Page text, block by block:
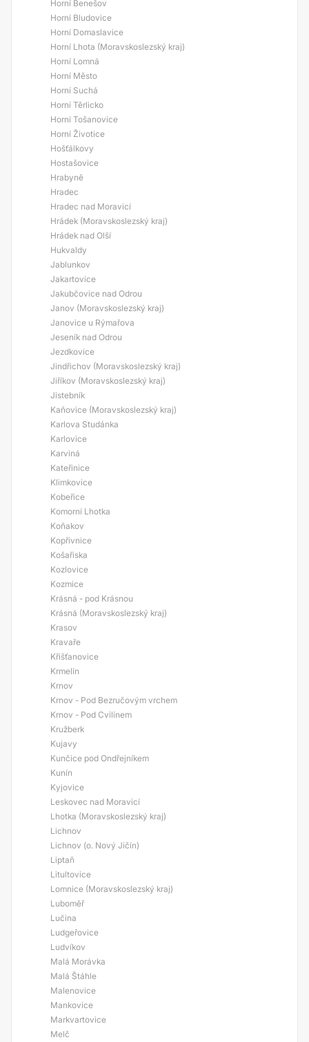
Horní Benešov
Horní Bludovice
Horní Domaslavice
Horní Lhota (Moravskoslezský kraj)
Horní Lomná
Horní Město
Horní Suchá
Horní Těrlicko
Horní Tošanovice
Horní Životice
Hošťálkovy
Hostašovice
Hrabyně
Hradec
Hradec nad Moravicí
Hrádek (Moravskoslezský kraj)
Hrádek nad Olší
Hukvaldy
Jablunkov
Jakartovice
Jakubčovice nad Odrou
Janov (Moravskoslezský kraj)
Janovice u Rýmařova
Jeseník nad Odrou
Jezdkovice
Jindřichov (Moravskoslezský kraj)
Jiříkov (Moravskoslezský kraj)
Jistebník
Kaňovice (Moravskoslezský kraj)
Karlova Studánka
Karlovice
Karviná
Kateřinice
Klimkovice
Kobeřice
Komorní Lhotka
Koňakov
Kopřivnice
Košařiska
Kozlovice
Kozmice
Krásná - pod Krásnou
Krásná (Moravskoslezský kraj)
Krasov
Kravaře
Křišťanovice
Krmelín
Krnov
Krnov - Pod Bezručovým vrchem
Krnov - Pod Cvilínem
Kružberk
Kujavy
Kunčice pod Ondřejníkem
Kunín
Kyjovice
Leskovec nad Moravicí
Lhotka (Moravskoslezský kraj)
Lichnov
Lichnov (o. Nový Jičín)
Liptaň
Litultovice
Lomnice (Moravskoslezský kraj)
Luboměř
Lučina
Ludgeřovice
Ludvíkov
Malá Morávka
Malá Štáhle
Malenovice
Mankovice
Markvartovice
Melč